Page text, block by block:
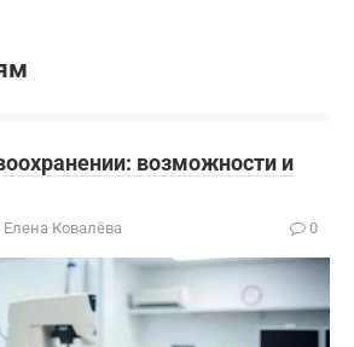
возможности и
Елена Ковалёва 0